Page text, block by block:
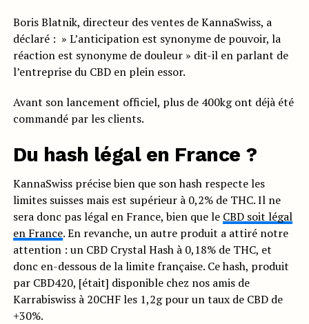
Boris Blatnik, directeur des ventes de KannaSwiss, a
déclaré : » L’anticipation est synonyme de pouvoir, la
réaction est synonyme de douleur » dit-il en parlant de
l’entreprise du CBD en plein essor.
Avant son lancement officiel, plus de 400kg ont déjà été
commandé par les clients.
Du hash légal en France ?
KannaSwiss précise bien que son hash respecte les
limites suisses mais est supérieur à 0,2% de THC. Il ne
sera donc pas légal en France, bien que le CBD soit légal
en France. En revanche, un autre produit a attiré notre
attention : un CBD Crystal Hash à 0,18% de THC, et
donc en-dessous de la limite française. Ce hash, produit
par CBD420, [était] disponible chez nos amis de
Karrabiswiss à 20CHF les 1,2g pour un taux de CBD de
+30%.